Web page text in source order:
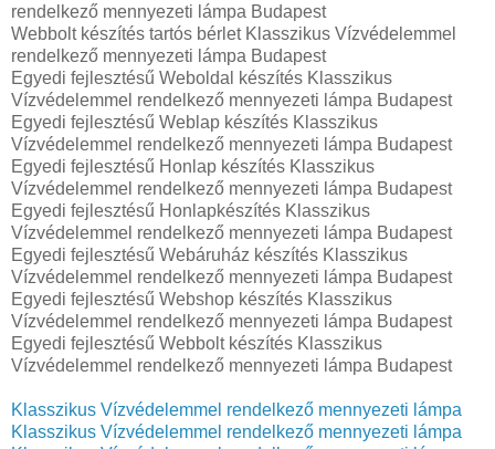
rendelkező mennyezeti lámpa Budapest
Webbolt készítés tartós bérlet Klasszikus Vízvédelemmel
rendelkező mennyezeti lámpa Budapest
Egyedi fejlesztésű Weboldal készítés Klasszikus
Vízvédelemmel rendelkező mennyezeti lámpa Budapest
Egyedi fejlesztésű Weblap készítés Klasszikus
Vízvédelemmel rendelkező mennyezeti lámpa Budapest
Egyedi fejlesztésű Honlap készítés Klasszikus
Vízvédelemmel rendelkező mennyezeti lámpa Budapest
Egyedi fejlesztésű Honlapkészítés Klasszikus
Vízvédelemmel rendelkező mennyezeti lámpa Budapest
Egyedi fejlesztésű Webáruház készítés Klasszikus
Vízvédelemmel rendelkező mennyezeti lámpa Budapest
Egyedi fejlesztésű Webshop készítés Klasszikus
Vízvédelemmel rendelkező mennyezeti lámpa Budapest
Egyedi fejlesztésű Webbolt készítés Klasszikus
Vízvédelemmel rendelkező mennyezeti lámpa Budapest
Klasszikus Vízvédelemmel rendelkező mennyezeti lámpa
Klasszikus Vízvédelemmel rendelkező mennyezeti lámpa